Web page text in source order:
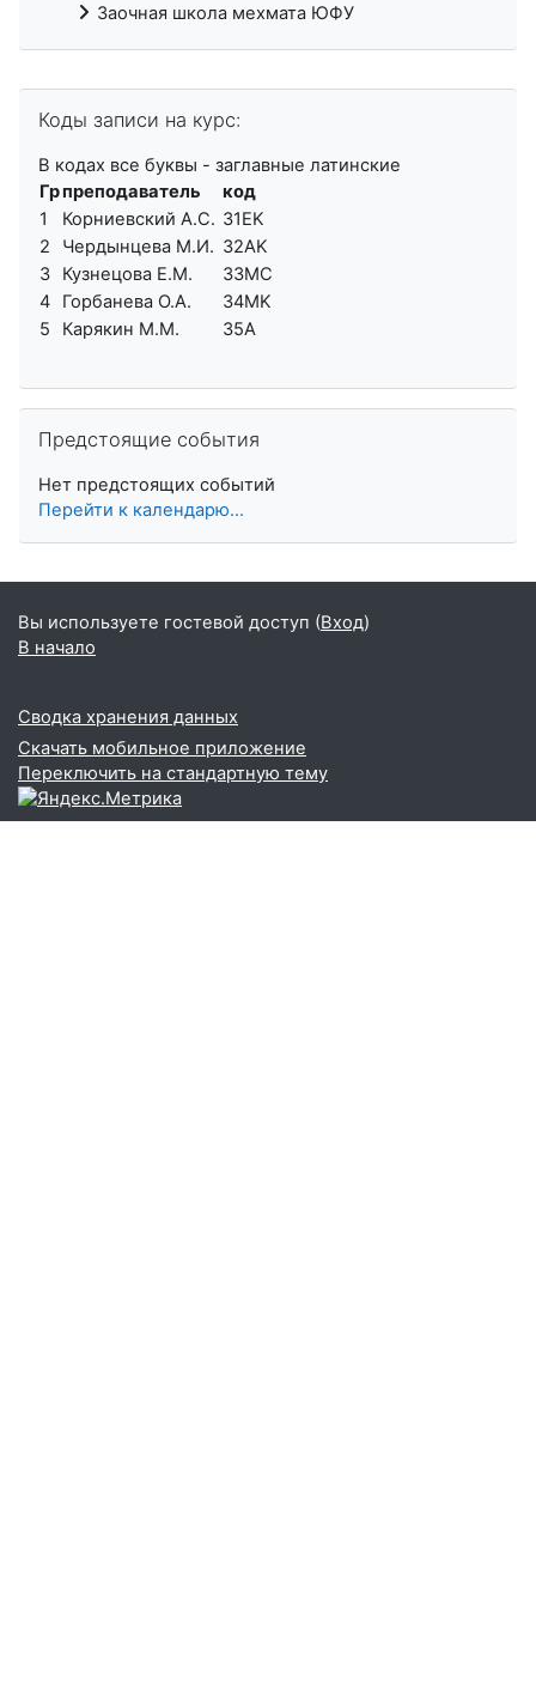
Заочная школа мехмата ЮФУ
Коды записи на курс:
В кодах все буквы - заглавные латинские
Грпреподаватель
код
1
Корниевский А.С. 31EK
2
Чердынцева М.И. 32AK
3
Кузнецова Е.М.
33MC
4
Горбанева О.А.
34MK
5
Карякин М.М. 35A
Предстоящие события
Нет предстоящих событий
Перейти к календарю...
Вы используете гостевой доступ (Вход)
В начало
Сводка хранения данных
Скачать мобильное приложение
Переключить на стандартную тему